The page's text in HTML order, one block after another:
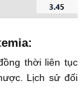
thời liên tục
Lịch sử đối